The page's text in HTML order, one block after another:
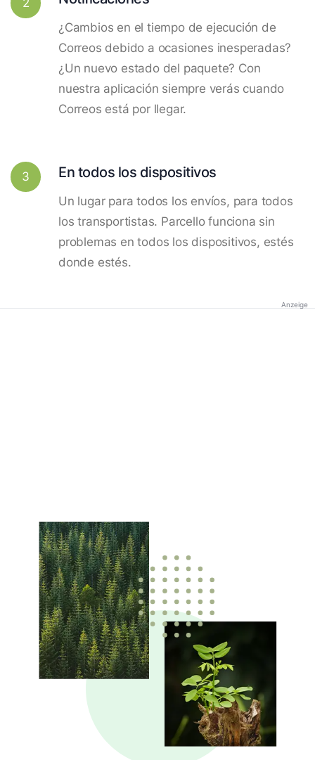
¿Cambios en el tiempo de ejecución de
Correos debido a ocasiones inesperadas?
¿Un nuevo estado del paquete? Con
nuestra aplicación siempre verás cuando
Correos está por llegar.
3 En todos los dispositivos
Un lugar para todos los envíos, para todos
los transportistas. Parcello funciona sin
problemas en todos los dispositivos, estés
donde estés.
Anzeige